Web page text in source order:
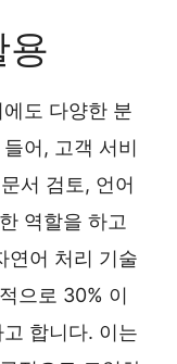
용
도 다양한 분
어, 고객 서비
서 검토, 언어
역할을 하고
연어 처리 기술
으로 30% 이
합니다. 이는